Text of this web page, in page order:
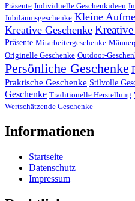
Präsente Individuelle Geschenkideen
Jubiläumsgeschenke Kleine
Kreative Geschenke Kreative
Präsente Mitarbeitergeschenke
Originelle Geschenke Outdoor-
Persönliche Geschenke
Praktische Geschenke Stilvolle
Geschenke Traditionelle Herstellung
Wertschätzende Geschenke
Informationen
Startseite
Datenschutz
Impressum